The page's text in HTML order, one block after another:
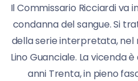
Il Commissario Ricciardi va
condanna del sangue. Si
della serie interpretata, nel
Lino Guanciale. La vicenda
anni Trenta, in pieno